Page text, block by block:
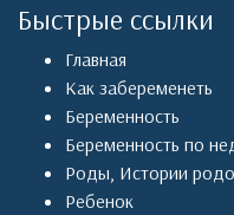
Быстрые ссылки
Главная
Как забеременеть
Беременность
Беременность по
Роды, Истории
Ребенок